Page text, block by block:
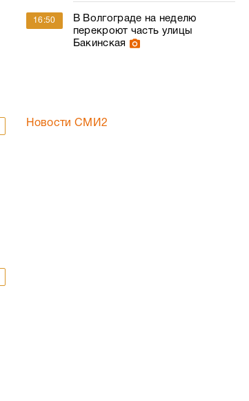
16:50
В Волгограде на неделю
перекроют часть улицы
Бакинская
Новости СМИ2